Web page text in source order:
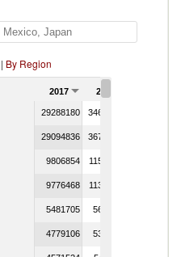
| By Region
2017 2018
29288180 34634398
29094836 36715527
9806854 11520028
9776468 11303279
5481705 5667701
4779106 5328674